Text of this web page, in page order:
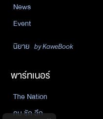
News
Event
นิยาย by KaweBook
พาร์ทเนอร์
The Nation
คม ชัด ลึก